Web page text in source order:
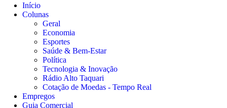
Início
Colunas
Geral
Economia
Esportes
Saúde & Bem-Estar
Política
Tecnologia & Inovação
Rádio Alto Taquari
Cotação de Moedas - Tempo Real
Empregos
Guia Comercial